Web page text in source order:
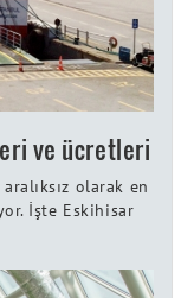
ve ücretleri
olarak en
İşte Eskihisar